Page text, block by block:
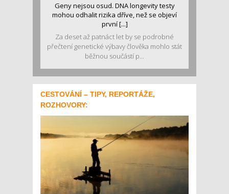
Geny nejsou osud. DNA longevity testy
mohou odhalit rizika dříve, než se objeví
první [...]
Za deset až patnáct let by se podrobné
přečtení genetické výbavy člověka mohlo stát
běžnou součástí p...
CESTOVÁNÍ – TIPY, REPORTÁŽE,
ROZHOVORY: